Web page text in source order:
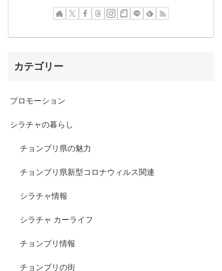
カテゴリー
プロモーション
シラチャの暮らし
チョンブリ県の魅力
チョンブリ県新型コロナウィルス関連
シラチャ情報
シラチャ カーライフ
チョンブリ情報
チョンブリの街